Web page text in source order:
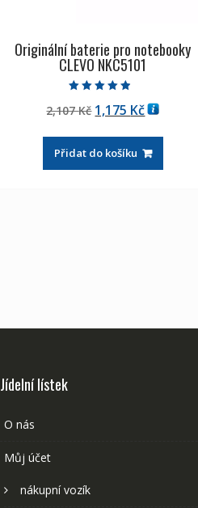
Originální baterie pro notebooky
CLEVO NKC5101
4.50
z 5
2,107Kč Původní
byla:
2,107 Kč
1,175 KčAktuální
je:
1,175 Kč
Přidat do košíku
Jídelní lístek
O nás
Můj účet
nákupní vozík